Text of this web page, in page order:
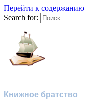
Перейти к содержанию
Search for:
Книжное братство